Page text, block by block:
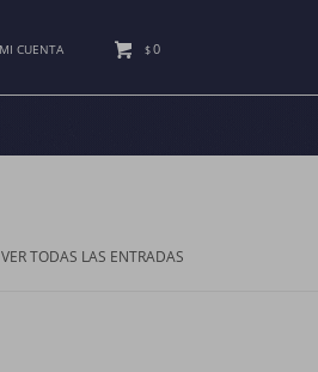
$0
VER TODAS LAS ENTRADAS